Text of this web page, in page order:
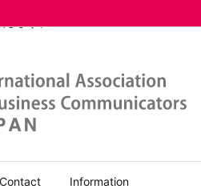
ナソニック コネクト株式会社と特
Contact Information